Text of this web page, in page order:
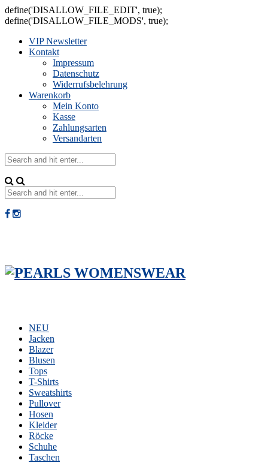
define('DISALLOW_FILE_EDIT', true);
define('DISALLOW_FILE_MODS', true);
VIP Newsletter
Kontakt
Impressum
Datenschutz
Widerrufsbelehrung
Warenkorb
Mein Konto
Kasse
Zahlungsarten
Versandarten
NEU
Jacken
Blazer
Blusen
Tops
T-Shirts
Sweatshirts
Pullover
Hosen
Kleider
Röcke
Schuhe
Taschen